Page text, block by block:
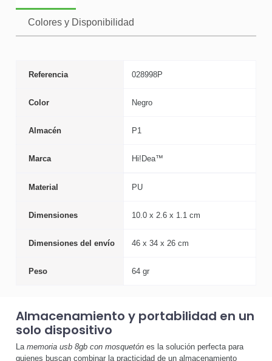
Colores y Disponibilidad
Referencia 028998P
Color Negro
Almacén P1
Marca Hi!Dea™
Material PU
Dimensiones 10.0 x 2.6 x 1.1 cm
Dimensiones del envío 46 x 34 x 26 cm
Peso 64 gr
Almacenamiento y portabilidad en un
solo dispositivo
La memoria usb 8gb con mosquetón es la solución perfecta para
quienes buscan combinar la practicidad de un almacenamiento